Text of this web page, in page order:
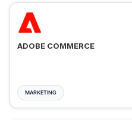
ADOBE COMMERCE
MARKETING